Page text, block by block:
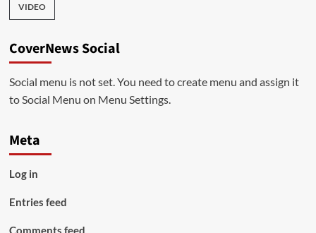
VIDEO
CoverNews Social
Social menu is not set. You need to create menu and assign it
to Social Menu on Menu Settings.
Meta
Log in
Entries feed
Comments feed